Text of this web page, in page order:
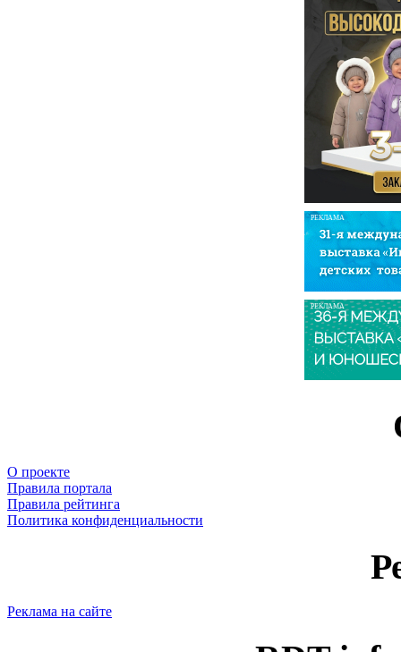
РЕКЛАМА
РЕКЛАМА
О проекте
Правила портала
Правила рейтинга
Политика конфиденциальности
Реклама на сайте